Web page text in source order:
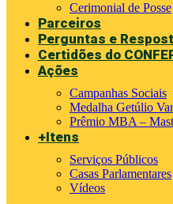
Cerimonial de Posse
Parceiros
Perguntas e
Certidões do
Ações
Campanhas Sociais
Medalha Getúlio
Prêmio MBA –
+Itens
Serviços Públicos
Casas Parlamentares
Vídeos